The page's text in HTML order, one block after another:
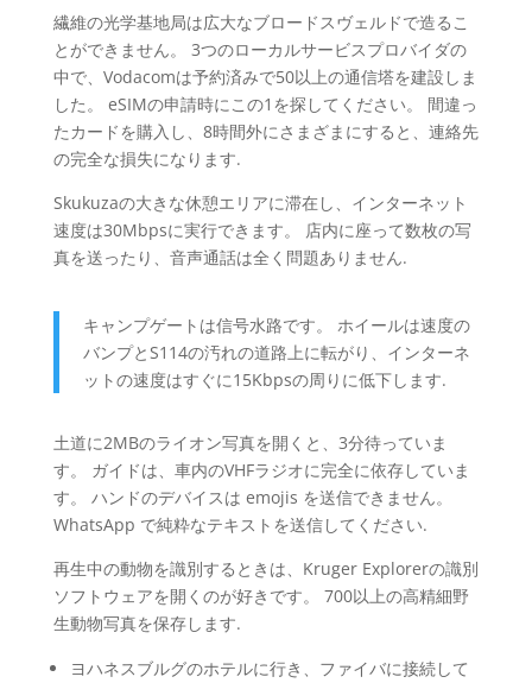
繊維の光学基地局は広大なブロードスヴェルドで造るこ
とができません。 3つのローカルサービスプロバイダの
中で、Vodacomは予約済みで50以上の通信塔を建設しま
した。 eSIMの申請時にこの1を探してください。 間違っ
たカードを購入し、8時間外にさまざまにすると、連絡先
の完全な損失になります.
Skukuzaの大きな休憩エリアに滞在し、インターネット
速度は30Mbpsに実行できます。 店内に座って数枚の写
真を送ったり、音声通話は全く問題ありません.
キャンプゲートは信号水路です。 ホイールは速度の
バンプとS114の汚れの道路上に転がり、インターネ
ットの速度はすぐに15Kbpsの周りに低下します.
土道に2MBのライオン写真を開くと、3分待っていま
す。 ガイドは、車内のVHFラジオに完全に依存していま
す。 ハンドのデバイスは emojis を送信できません。
WhatsApp で純粋なテキストを送信してください.
再生中の動物を識別するときは、Kruger Explorerの識別
ソフトウェアを開くのが好きです。 700以上の高精細野
生動物写真を保存します.
ヨハネスブルグのホテルに行き、ファイバに接続して